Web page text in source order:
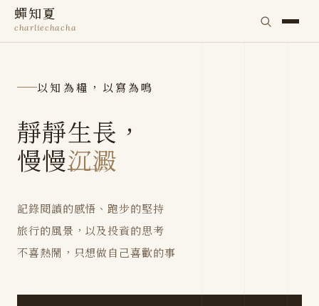
蟬知夏
charliechacha
以知為糧，以寫為鳴
靜靜生長，
慢慢沉澱
記錄閱讀的感悟、跑步的堅持
旅行的風景，以及投資的思考
不喜熱鬧，只想做自己喜歡的事